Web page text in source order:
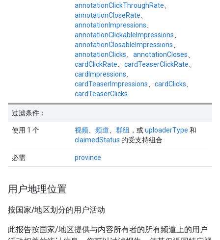
annotationClickThroughRate
annotationCloseRate
annotationImpressions
annotationClickableImpressions
annotationClosableImpressions
annotationClicks
annotationCloses
cardClickRate
cardTeaserClickRate
cardImpressions
cardTeaserImpressions
cardClicks
cardTeaserClicks
过滤条件：
使用 1 个 视频 频道 群组 ，或uploaderType 和
claimedStatus 的受支持组合
必需 province
用户地理位置
按国家/地区划分的用户活动
此报告按国家/地区提供与内容所有者的所有频道上的用户